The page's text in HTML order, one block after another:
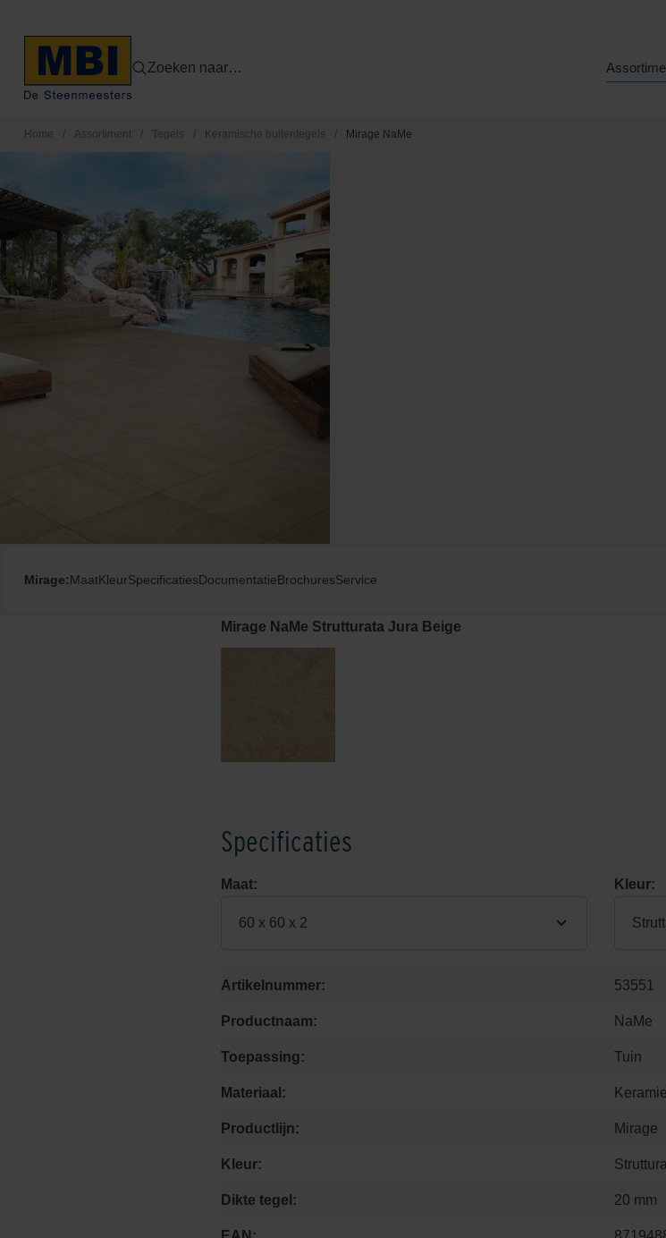
Zoeken naar…
Home / Assortiment / Tegels / Keramische buitentegels / Mirage NaMe
Mirage:MaatKleurSpecificatiesDocumentatieBrochuresService
Mirage NaMe Strutturata Jura Beige
Specificaties
Maat:
60 x 60 x 2
Kleur:
Artikelnummer: 53551
Productnaam: NaMe
Toepassing: Tuin
Materiaal:
Productlijn: Mirage
Kleur:
Dikte tegel: 20 mm